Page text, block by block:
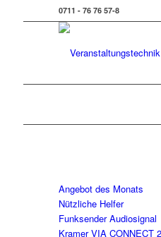
0711 - 76 76 57-8
Angebot des Monats
Nützliche Helfer
Funksender Audiosignal
Kramer VIA CONNECT 2